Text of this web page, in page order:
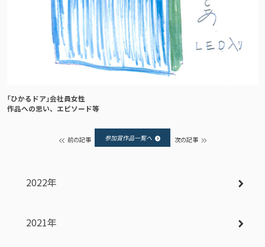
｢ひかるドア｣会社員女性
作品への思い、エピソード等
前の記事 参加賞作品一覧へ 次の記事
2022年
2021年